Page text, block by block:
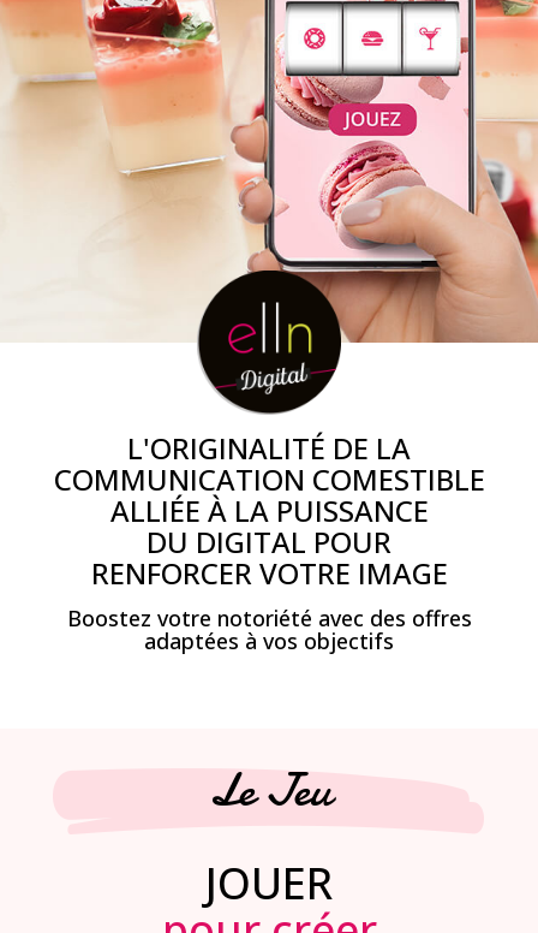
L'ORIGINALITÉ DE LA
COMMUNICATION COMESTIBLE
ALLIÉE À LA PUISSANCE
DU DIGITAL POUR
RENFORCER VOTRE IMAGE
Boostez votre notoriété avec des offres
adaptées à vos objectifs
Le Jeu
JOUER